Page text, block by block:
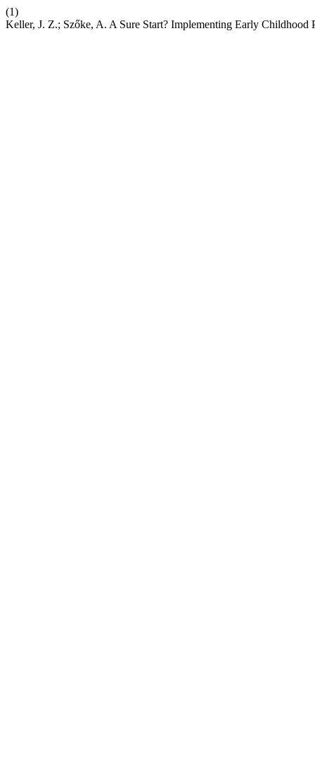
(1)
Keller, J. Z.; Szőke, A. A Sure Start? Implementing Early Childhood